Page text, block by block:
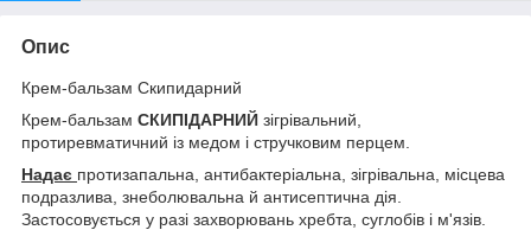
Опис
Крем-бальзам Скипидарний
Крем-бальзам СКИПІДАРНИЙ зігрівальний,
протиревматичний із медом і стручковим перцем.
Надає протизапальна, антибактеріальна, зігрівальна, місцева
подразлива, знеболювальна й антисептична дія.
Застосовується у разі захворювань хребта, суглобів і м'язів.